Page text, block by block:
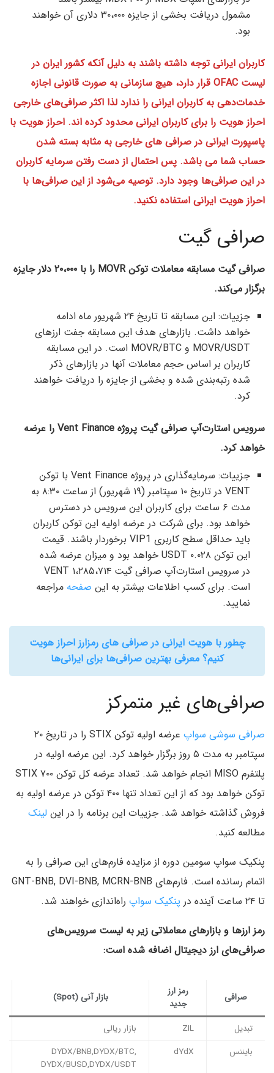
مشمول دریافت بخشی از جایزه ۳۰،۰۰۰ دلاری آن خواهند
بود.
کاربران ایرانی توجه داشته باشند به دلیل آنکه کشور ایران در
لیست OFAC قرار دارد، هیچ سازمانی به صورت قانونی اجازه
خدمات‌دهی به کاربران ایرانی را ندارد لذا اکثر صرافی‌های خارجی
احراز هویت را برای کاربران ایرانی محدود کرده اند. احراز هویت با
پاسپورت ایرانی در صرافی های خارجی به مثابه بسته شدن
حساب شما می باشد. پس احتمال از دست رفتن سرمایه کاربران
در این صرافی‌ها وجود دارد. توصیه می‌شود از این صرافی‌ها با
احراز هویت ایرانی استفاده نکنید.
صرافی گیت
صرافی گیت مسابقه معاملات توکن MOVR را با ۲۰،۰۰۰ دلار جایزه
برگزار می‌کند.
جزییات: این مسابقه تا تاریخ ۲۴ شهریور ماه ادامه
خواهد داشت. بازارهای هدف این مسابقه جفت ارزهای
MOVR/USDT و MOVR/BTC است. در این مسابقه
کاربران بر اساس حجم معاملات آنها در بازارهای ذکر
شده رتبه‌بندی شده و بخشی از جایزه را دریافت خواهند
کرد.
سرویس استارت‌آپ صرافی گیت پروژه Vent Finance را عرضه
خواهد کرد.
جزییات: سرمایه‌گذاری در پروژه Vent Finance با توکن
VENT در تاریخ ۱۰ سپتامبر (۱۹ شهریور) از ساعت ۸:۳۰ به
مدت ۶ ساعت برای کاربران این سرویس در دسترس
خواهد بود. برای شرکت در عرضه اولیه این توکن کاربران
باید حداقل سطح کاربری VIP1 برخوردار باشند. قیمت
این توکن ۰.۰۲۸ USDT خواهد بود و میزان عرضه شده
در سرویس استارت‌آپ صرافی گیت ۱،۲۸۵،۷۱۴ VENT
است. برای کسب اطلاعات بیشتر به این صفحه مراجعه
نمایید.
چطور با هویت ایرانی در صرافی های رمزارز احراز هویت
کنیم؟ معرفی بهترین صرافی‌ها برای ایرانی‌ها
صرافی‌های غیر متمرکز
صرافی سوشی سواپ
عرضه اولیه توکن STIX را در تاریخ ۲۰
سپتامبر به مدت ۵ روز برگزار خواهد کرد. این عرضه اولیه در
پلتفرم MISO انجام خواهد شد. تعداد عرضه کل توکن STIX ۷۰۰
توکن خواهد بود که از این تعداد تنها ۴۰۰ توکن در عرضه اولیه به
فروش گذاشته خواهد شد. جزییات این برنامه را در این لینک
مطالعه کنید.
پنکیک سواپ سومین دوره از مزایده فارم‌های این صرافی را به
اتمام رسانده است. فارم‌های GNT-BNB, DVI-BNB, MCRN-BNB
تا ۲۴ ساعت آینده در
پنکیک سواپ راه‌اندازی خواهند شد.
رمز ارزها و بازارهای معاملاتی زیر به لیست سرویس‌های
صرافی‌های ارز دیجیتال اضافه شده است:
صرافی
رمز ارز
جدید
بازار آنی (Spot)
تبدیل ZIL
بازار ریالی
بایننس
dYdX
DYDX/BNB,DYDX/BTC,
DYDX/BUSD,DYDX/USDT